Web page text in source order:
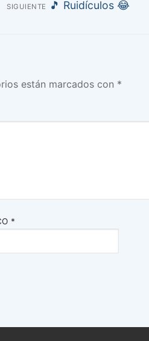
SIGUIENTE
Entrada
🎵 Ruidículos 😂
están marcados con *
*